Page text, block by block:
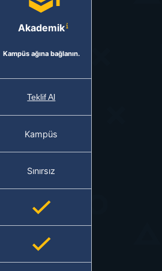
Akademik
Kampüs ağına bağlanın.
Teklif Al
Kampüs
Sınırsız